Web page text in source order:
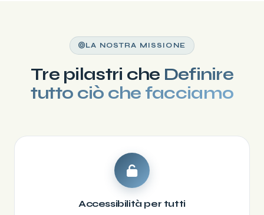
LA NOSTRA MISSIONE
Tre pilastri che Definire
tutto ciò che facciamo
Accessibilità per tutti